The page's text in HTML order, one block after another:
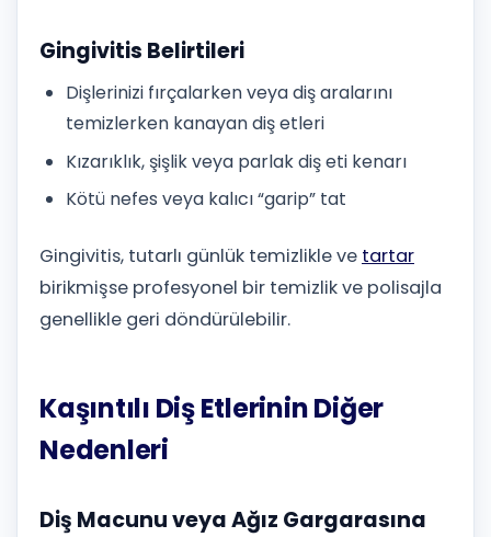
Gingivitis Belirtileri
Dişlerinizi fırçalarken veya diş aralarını
temizlerken kanayan diş etleri
Kızarıklık, şişlik veya parlak diş eti kenarı
Kötü nefes veya kalıcı “garip” tat
Gingivitis, tutarlı günlük temizlikle ve tartar
birikmişse profesyonel bir temizlik ve polisajla
genellikle geri döndürülebilir.
Kaşıntılı Diş Etlerinin Diğer
Nedenleri
Diş Macunu veya Ağız Gargarasına